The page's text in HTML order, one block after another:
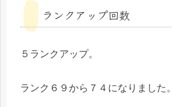
ランクアップ回数
５ランクアップ。
ランク６９から７４になりました。